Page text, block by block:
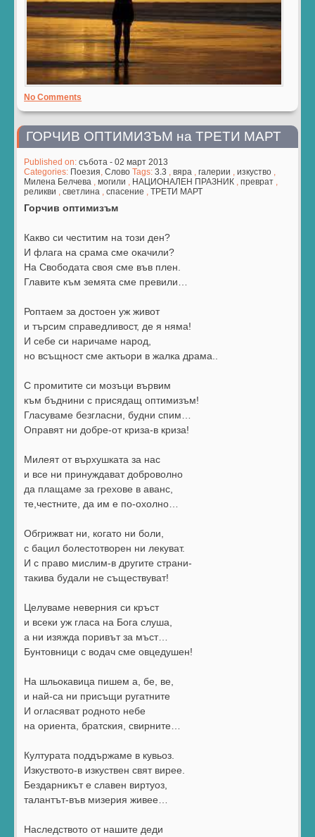
No Comments
ГОРЧИВ ОПТИМИЗЪМ на ТРЕТИ МАРТ
Published on:събота - 02 март 2013
Categories: Поезия ,Слово Tags:3.3 ,вяра ,галерии ,изкуство
Милена Белчева ,могили НАЦИОНАЛЕН ПРАЗНИК ,преврат
реликви ,светлина ,спасение ,ТРЕТИ МАРТ
Горчив оптимизъм
Какво си честитим на този ден?
И флага на срама сме окачили?
На Свободата своя сме във плен.
Главите към земята сме превили…
Роптаем за достоен уж живот
и търсим справедливост, де я няма!
И себе си наричаме народ,
но всъщност сме актьори в жалка драма..
С промитите си мозъци вървим
към бъднини с присядащ оптимизъм!
Гласуваме безгласни, будни спим…
Оправят ни добре-от криза-в криза!
Милеят от върхушката за нас
и все ни принуждават доброволно
да плащаме за грехове в аванс,
те,честните, да им е по-охолно…
Обгрижват ни, когато ни боли,
с бацил болестотворен ни лекуват.
И с право мислим-в другите страни-
такива будали не съществуват!
Целуваме неверния си кръст
и всеки уж гласа на Бога слуша,
а ни изяжда поривът за мъст…
Бунтовници с водач сме овцедушен!
На шльокавица пишем а, бе, ве,
и най-са ни присъщи ругатните
И огласяват родното небе
на ориента, братския, свирните…
Културата поддържаме в кувьоз.
Изкуството-в изкуствен свят вирее.
Бездарникът е славен виртуоз,
талантът-във мизерия живее…
Наследството от нашите деди